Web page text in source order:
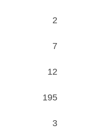
2
7
12
195
3